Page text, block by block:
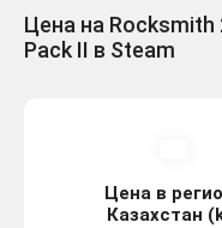
Цена на Rocksmith
Pack II в Steam
Цена в
Казахстан